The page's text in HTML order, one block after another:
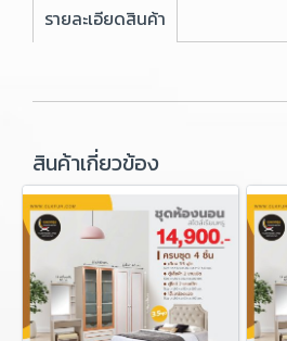
รายละเอียดสินค้า
สินค้าเกี่ยวข้อง